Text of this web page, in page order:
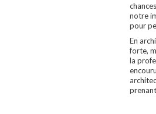
notre
pour
En
forte,
la